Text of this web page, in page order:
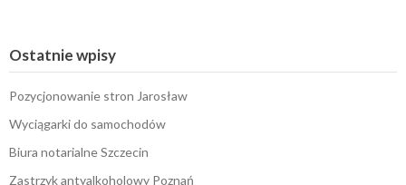
Ostatnie wpisy
Pozycjonowanie stron Jarosław
Wyciągarki do samochodów
Biura notarialne Szczecin
Zastrzyk antyalkoholowy Poznań